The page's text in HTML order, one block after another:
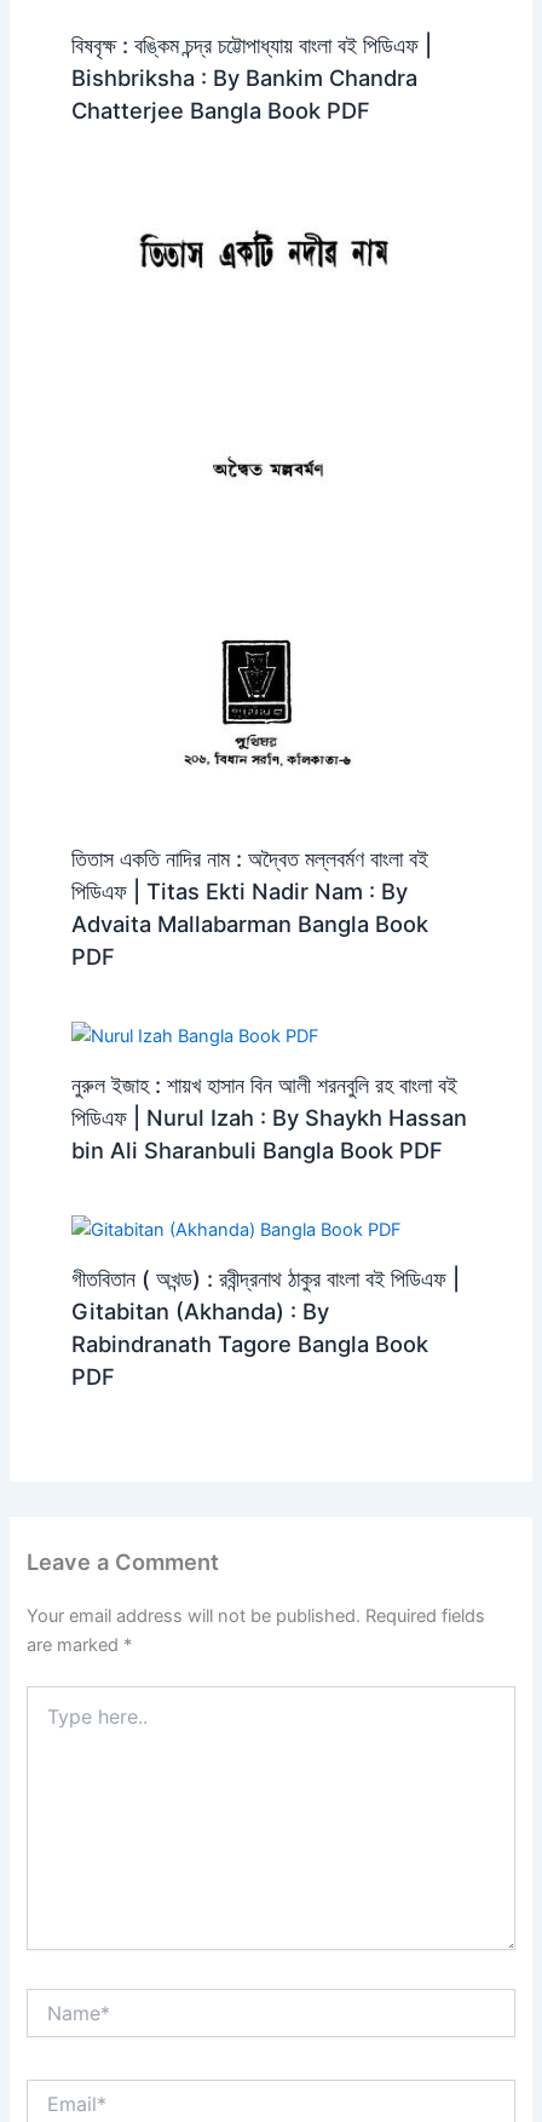
বিষবৃক্ষ : বঙ্কিম চন্দ্র চট্টোপাধ্যায় বাংলা বই পিডিএফ |
Bishbriksha : By Bankim Chandra
Chatterjee Bangla Book PDF
তিতাস একতি নাদির নাম : অদ্বৈত মল্লবর্মণ বাংলা বই
পিডিএফ | Titas Ekti Nadir Nam : By
Advaita Mallabarman Bangla Book
PDF
নুরুল ইজাহ : শায়খ হাসান বিন আলী শরনবুলি রহ বাংলা বই
পিডিএফ | Nurul Izah : By Shaykh Hassan
bin Ali Sharanbuli Bangla Book PDF
গীতবিতান ( অখন্ড) : রবীন্দ্রনাথ ঠাকুর বাংলা বই পিডিএফ |
Gitabitan (Akhanda) : By
Rabindranath Tagore Bangla Book
PDF
Leave a Comment
Your email address will not be published. Required fields
are marked *
here..